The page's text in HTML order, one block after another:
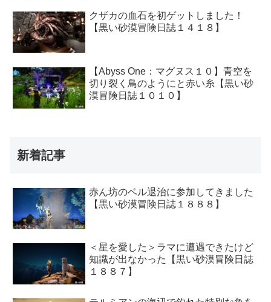
クザカの血石を初ゲットしました！
【黒い砂漠冒険日誌１４１８】
【Abyss One：マグヌス１０】青空を
切り裂く鳥のようにと赤い糸【黒い砂
漠冒険日誌１０１０】
新着記事
赤ん坊のベル退治に参加してきました
【黒い砂漠冒険日誌１８８８】
＜星を愛した＞ラマに遭遇できたけど
知識が出なかった【黒い砂漠冒険日誌
１８８７】